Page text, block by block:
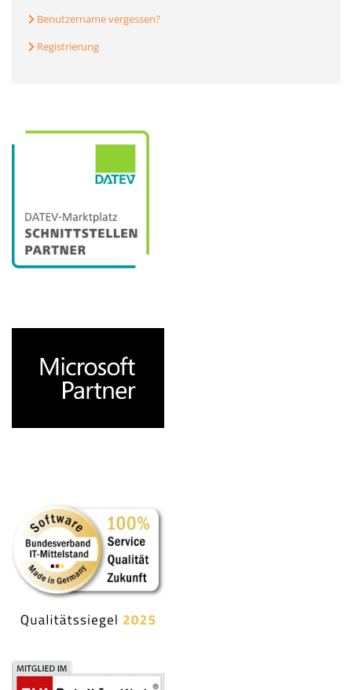
Benutzername vergessen?
Registrierung